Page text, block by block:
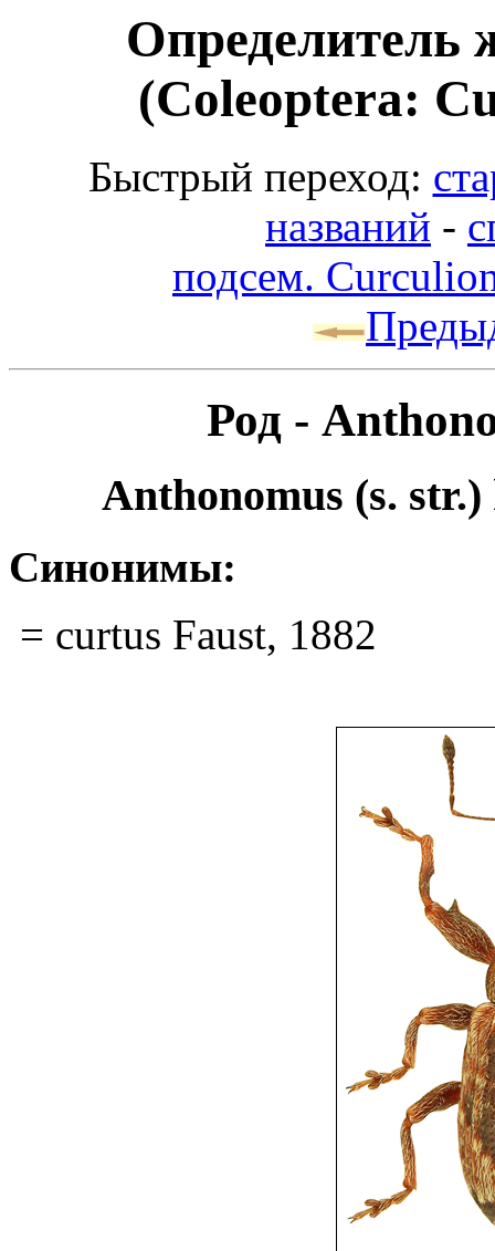
Определитель
(Coleoptera:
Быстрый переход:
названий -
подсем.
Род -
Anthonomus (s.
Синонимы:
= curtus Faust, 1882